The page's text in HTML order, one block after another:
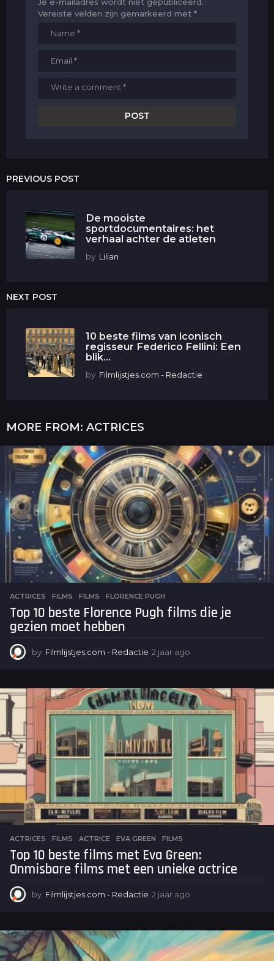
Vereiste velden zijn gemarkeerd met *
PREVIOUS POST
De mooiste
sportdocumentaires: het
verhaal achter de atleten
by Lilian
NEXT POST
10 beste films van iconisch
regisseur Federico Fellini: Een
blik...
by Filmlijstjes.com - Redactie
MORE FROM: ACTRICES
ACTRICES ,FILMS FILMS ,FLORENCE PUGH
Top 10 beste Florence Pugh films die je
gezien moet hebben
by Filmlijstjes.com - Redactie 2 jaar ago
a
r
a
ACTRICES ,FILMS ACTRICE ,EVA GREEN ,FILMS
Top 10 beste films met Eva Green:
Onmisbare films met een unieke actrice
by Filmlijstjes.com - Redactie 2 jaar ago
a
r